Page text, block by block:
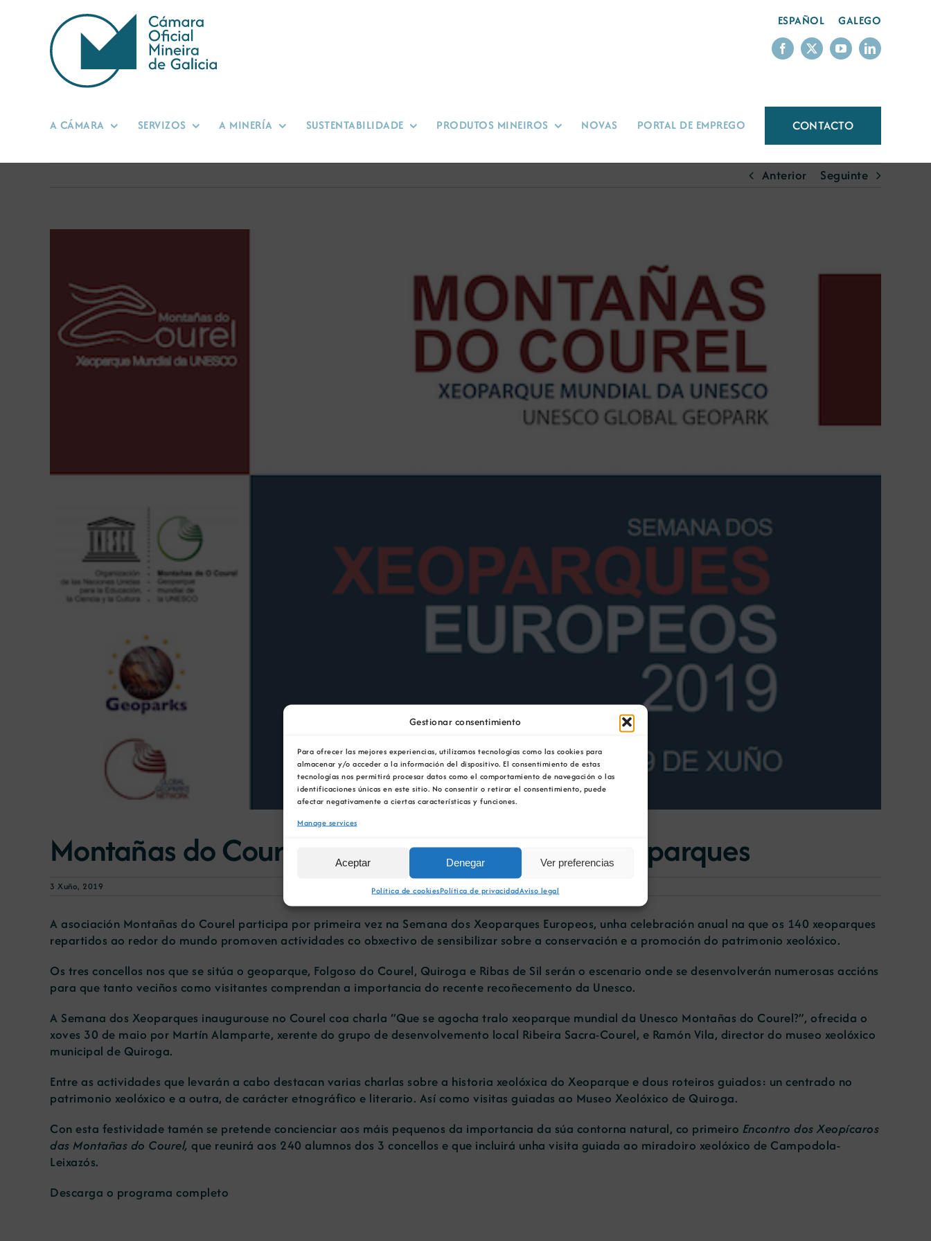
Gestionar consentimiento
Para ofrecer las mejores experiencias, utilizamos tecnologías como las cookies para
almacenar y/o acceder a la información del dispositivo. El consentimiento de estas
tecnologías nos permitirá procesar datos como el comportamiento de navegación o las
identificaciones únicas en este sitio. No consentir o retirar el consentimiento, puede
afectar negativamente a ciertas características y funciones.
Manage services
Aceptar Denegar Ver preferencias
Política de cookiesPolítica de privacidadAviso legal
ESPAÑOL GALEGO
A CÁMARA SERVIZOS A MINERÍA SUSTENTABILIDADE PRODUTOS MINEIROS NOVAS PORTAL DE EMPREGO CONTACTO
Anterior Seguinte
Montañas do Courel celebra a Semana dos Xeoparques
3 Xuño, 2019
A asociación Montañas do Courel participa por primeira vez na Semana dos Xeoparques Europeos, unha celebración anual na que os 140 xeoparques
repartidos ao redor do mundo promoven actividades co obxectivo de sensibilizar sobre a conservación e a promoción do patrimonio xeolóxico.
Os tres concellos nos que se sitúa o geoparque, Folgoso do Courel, Quiroga e Ribas de Sil serán o escenario onde se desenvolverán numerosas accións
para que tanto veciños como visitantes comprendan a importancia do recente recoñecemento da Unesco.
A Semana dos Xeoparques inaugurouse no Courel coa charla “Que se agocha tralo xeoparque mundial da Unesco Montañas do Courel?”, ofrecida o
xoves 30 de maio por Martín Alamparte, xerente do grupo de desenvolvemento local Ribeira Sacra-Courel, e Ramón Vila, director do museo xeolóxico
municipal de Quiroga.
Entre as actividades que levarán a cabo destacan varias charlas sobre a historia xeolóxica do Xeoparque e dous roteiros guiados: un centrado no
patrimonio xeolóxico e a outra, de carácter etnográfico e literario. Así como visitas guiadas ao Museo Xeolóxico de Quiroga.
Con esta festividade tamén se pretende concienciar aos máis pequenos da importancia da súa contorna natural, co primeiro Encontro dos Xeopícaros
das Montañas do Courel, que reunirá aos 240 alumnos dos 3 concellos e que incluirá unha visita guiada ao miradoiro xeolóxico de Campodola-
Leixazós.
Descarga o programa completo